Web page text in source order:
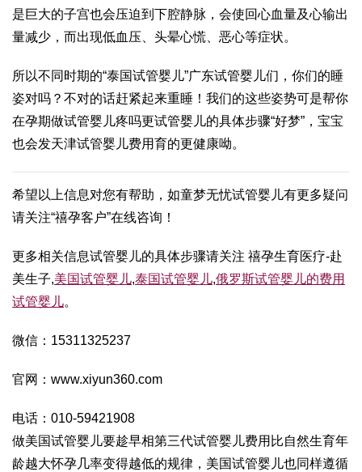
是巨大的子宫也会压迫到下腔静脉，会使回心血量及心输出
量减少，而出现低血压、头晕心慌、恶心等症状。
所以不同时期的“泰国试管婴儿”广东试管婴儿们，你们的睡
姿对吗？不对的话赶紧起来重睡！我们的这些姿势可是帮你
在孕期做试管婴儿疼吗更试管婴儿的具体步骤“好梦”，宝宝
也会发天津试管婴儿费用育的更健康呦。
希望以上信息对您有帮助，如童梦无忧试管婴儿有更多疑问
请关注“禧孕客户”在线咨询！
更多相关信息试管婴儿的具体步骤请关注 禧孕生育医疗-赴
美生子,美国试管婴儿,泰国试管婴儿,俄罗斯试管婴儿的费用
试管婴儿。
微信：15311325237
官网：www.xiyun360.com
电话：010-59421908
做美国试管婴儿要趁早相第三代试管婴儿费用 比自然生育年
龄越大怀孕几率变得越低的规律，美国试管婴儿也同样遵循